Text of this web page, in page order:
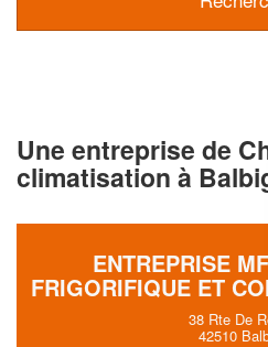
Une entreprise de
climatisation à
ENTREPRISE
FRIGORIFIQUE ET
38 Rte De
42510
Vous
Augmentez